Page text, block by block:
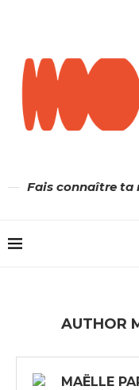
Fais connaître ta
AUTHOR
MAËLLE